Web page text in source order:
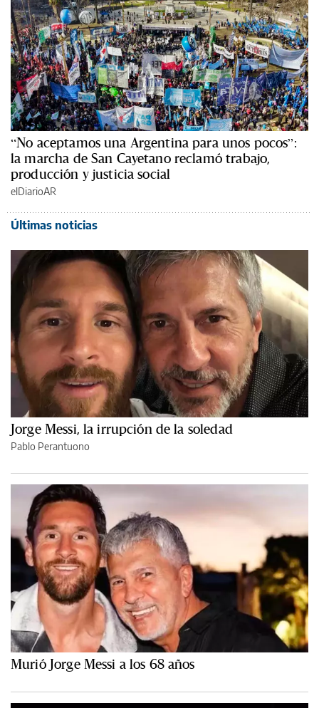
“No aceptamos una Argentina para unos pocos”:
la marcha de San Cayetano reclamó trabajo,
producción y justicia social
elDiarioAR
Últimas noticias
Jorge Messi, la irrupción de la soledad
Pablo Perantuono
Murió Jorge Messi a los 68 años